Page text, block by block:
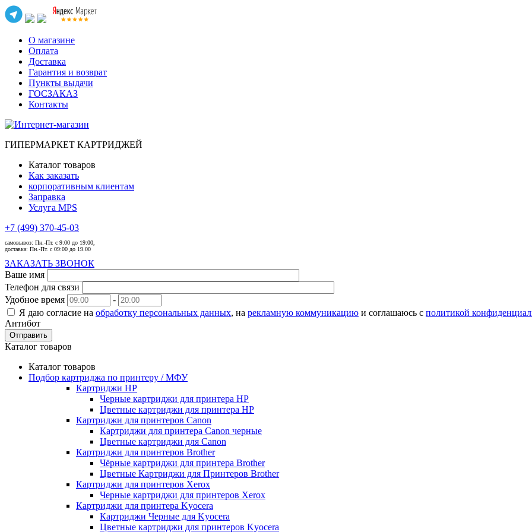
О магазине
Оплата
Доставка
Гарантия и возврат
Пункты выдачи
ГОСЗАКАЗ
Контакты
ГИПЕРМАРКЕТ КАРТРИДЖЕЙ
Каталог товаров
Как заказать
корпоративным клиентам
Заправка
Услуга MPS
+7 (499) 370-45-03
самовывоз: Пн.-Пт. с 9:00 до 19:00,
доставка: Пн.-Пт. с 09:00 до 19.00
ЗАКАЗАТЬ ЗВОНОК
Ваше имя
Телефон для связи
Удобное время
-
Я даю согласие на обработку персональных данных, на рекламную коммуникацию и соглашаюсь с политикой
Антибот
Отправить
Каталог товаров
Каталог товаров
Подбор картриджа по принтеру / МФУ
Картриджи HP
Черные картриджи для принтера HP
Цветные картриджи для принтера HP
Картриджи для принтеров Сanon
Картриджи для принтера Сanon черные
Цветные картриджи для Сanon
Картриджи для принтеров Brother
Чёрные картриджи для принтера Brother
Цветные Картриджи для Принтеров Brother
Картриджи для принтеров Xerox
Черные картриджи для принтеров Xerox
Картриджи для принтера Kyocera
Картриджи Черные для Kyocera
Цветные картриджи для принтеров Kyocera